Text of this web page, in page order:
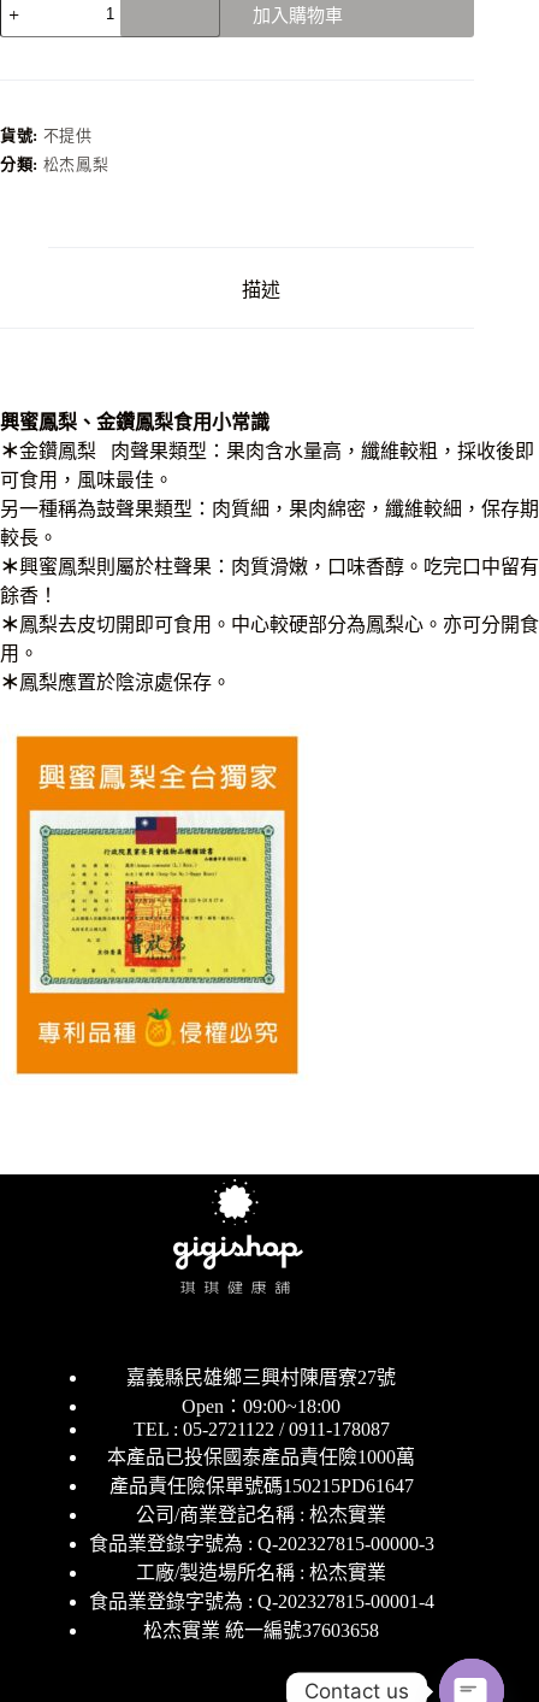
量
加入購物車
貨號: 不提供
分類: 松杰鳳梨
描述
興蜜鳳梨、金鑽鳳梨食用小常識
＊金鑽鳳梨 肉聲果類型：果肉含水量高，纖維較粗，採收後即
可食用，風味最佳。
另一種稱為鼓聲果類型：肉質細，果肉綿密，纖維較細，保存期
較長。
＊興蜜鳳梨則屬於柱聲果：肉質滑嫩，口味香醇。吃完口中留有
餘香！
＊鳳梨去皮切開即可食用。中心較硬部分為鳳梨心。亦可分開食
用。
＊鳳梨應置於陰涼處保存。
嘉義縣民雄鄉三興村陳厝寮27號
Open：09:00~18:00
TEL : 05-2721122 / 0911-178087
本產品已投保國泰產品責任險1000萬
產品責任險保單號碼150215PD61647
公司/商業登記名稱 : 松杰實業
食品業登錄字號為 : Q-202327815-00000-3
工廠/製造場所名稱 : 松杰實業
食品業登錄字號為 : Q-202327815-00001-4
松杰實業 統一編號37603658
Contact us